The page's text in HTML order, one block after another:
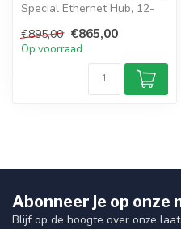
Special Ethernet Hub, 12-
is een ...
€895,00 €865,00
Op voorraad
Abonneer je op onze
Blijf op de hoogte over onze